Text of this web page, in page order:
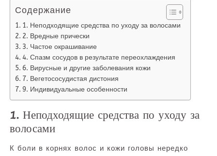
Содержание
1. Неподходящие средства по уходу за волосами
2. Вредные прически
3. Частое окрашивание
4. Спазм сосудов в результате переохлаждения
6. Вирусные и другие заболевания кожи
7. Вегетососудистая дистония
9. Индивидуальные особенности
1. Неподходящие средства по уходу за
волосами
К боли в корнях волос и кожи головы нередко